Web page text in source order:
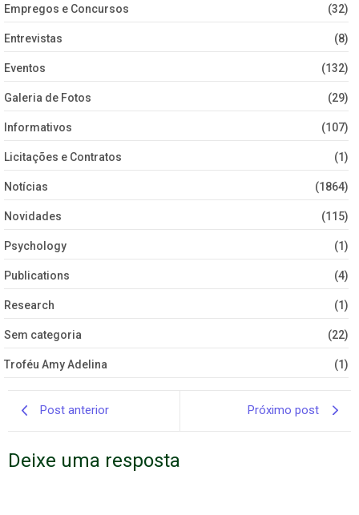
Empregos e Concursos (32)
Entrevistas (8)
Eventos (132)
Galeria de Fotos (29)
Informativos (107)
Licitações e Contratos (1)
Notícias (1864)
Novidades (115)
Psychology (1)
Publications (4)
Research (1)
Sem categoria (22)
Troféu Amy Adelina (1)
Post anterior Próximo post
Deixe uma resposta